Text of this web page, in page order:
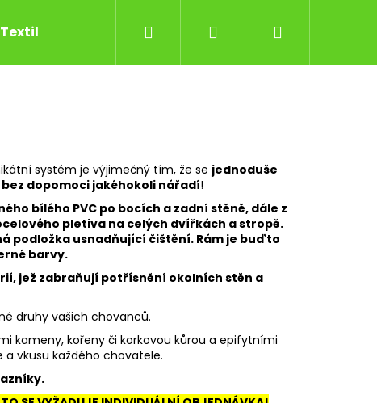
Textil Kontakty Důležité informace
Přihlášení
systém je výjimečný tím, že se jednoduše
bez dopomoci jakéhokoli nářadí!
bílého PVC po bocích a zadní stěně, dále z
pletiva na celých dvířkách a stropě.
podložka usnadňující čištění. Rám je buďto
barvy.
jež zabraňují potřísnění okolních stěn a
druhy vašich chovanců.
kameny, kořeny či korkovou kůrou a epifytními
a vkusu každého chovatele.
S OTVORY VE VÍČKU